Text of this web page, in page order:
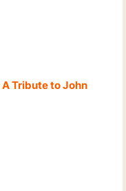
Tribute to John